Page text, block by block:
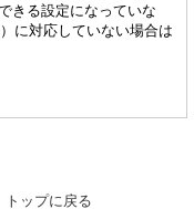
きる設定になっていな
に対応していない場合は
トップに戻る